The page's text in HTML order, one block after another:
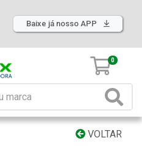
Baixe já nosso APP
0
VOLTAR